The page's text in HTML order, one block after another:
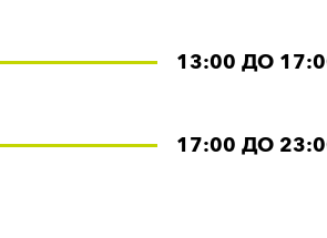
13:00 ДО
17:00 ДО